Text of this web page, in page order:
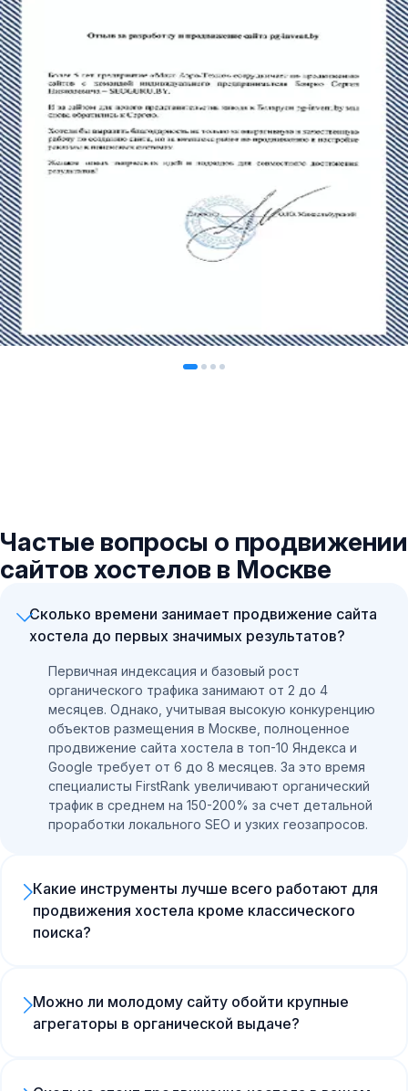
Частые вопросы о продвижении
сайтов хостелов в Москве
Сколько времени занимает продвижение сайта
хостела до первых значимых результатов?
Первичная индексация и базовый рост
органического трафика занимают от 2 до 4
месяцев. Однако, учитывая высокую конкуренцию
объектов размещения в Москве, полноценное
продвижение сайта хостела в топ-10 Яндекса и
Google требует от 6 до 8 месяцев. За это время
специалисты FirstRank увеличивают органический
трафик в среднем на 150-200% за счет детальной
проработки локального SEO и узких геозапросов.
Какие инструменты лучше всего работают для
продвижения хостела кроме классического
поиска?
локальное продвижение хостела дает объектам
до 50-60% от всех прямых бронирований.
рейтинга на картах всего на 0.5 балла способно
Можно ли молодому сайту обойти крупные
агрегаторы в органической выдаче?